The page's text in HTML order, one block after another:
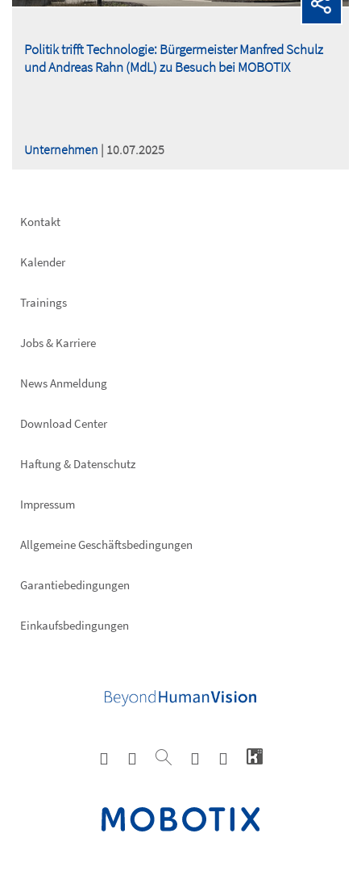
Politik trifft Technologie: Bürgermeister Manfred Schulz
und Andreas Rahn (MdL) zu Besuch bei MOBOTIX
Unternehmen | 10.07.2025
Footer
Kontakt
Kalender
Trainings
Jobs & Karriere
News Anmeldung
Footer
Download Center
Haftung & Datenschutz
Impressum
Allgemeine Geschäftsbedingungen
Garantiebedingungen
Einkaufsbedingungen